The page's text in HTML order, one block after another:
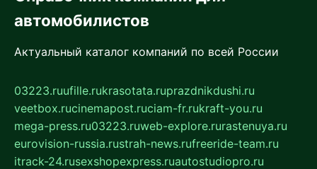
автомобилистов
Актуальный каталог компаний по всей России
03223.ruufille.rukrasotata.ruprazdnikdushi.ru
veetbox.rucinemapost.ruciam-fr.rukraft-you.ru
mega-press.ru03223.ruweb-explore.rurastenuya.ru
eurovision-russia.rustrah-news.rufreeride-team.ru
itrack-24.rusexshopexpress.ruautostudiopro.ru